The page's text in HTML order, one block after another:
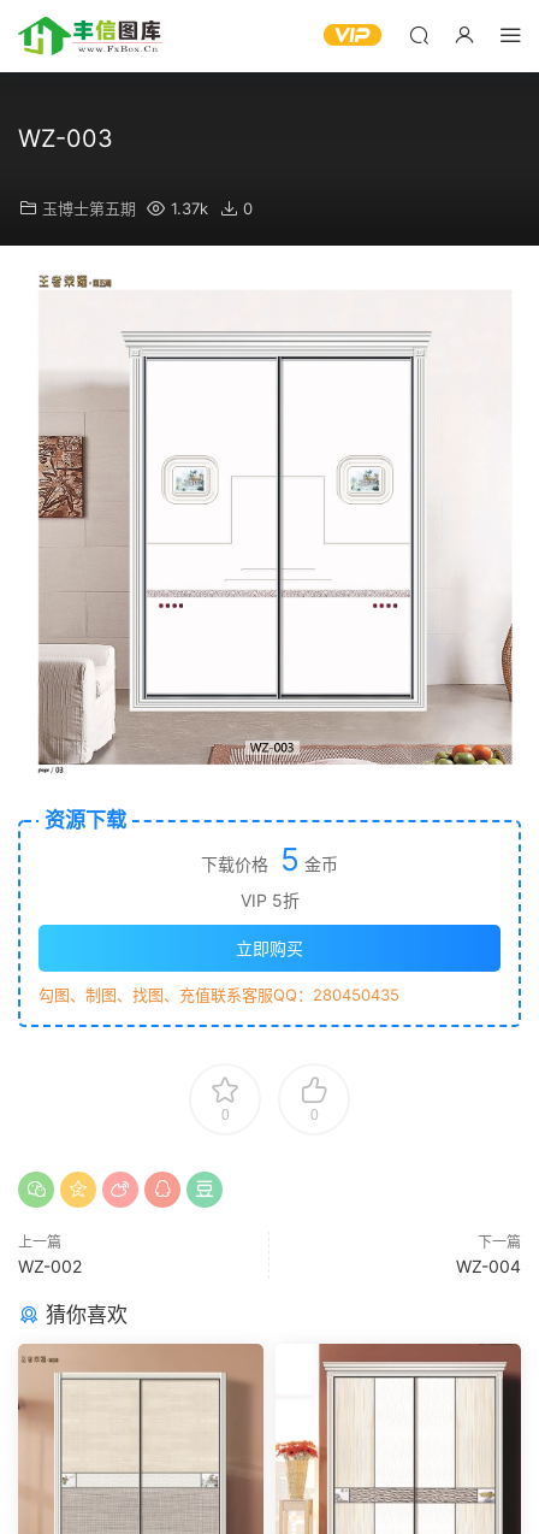
WZ-003
玉博士第五期 1.37k 0
资源下载
下载价格 5 金币
VIP 5折
立即购买
勾图、制图、找图、充值联系客服QQ：280450435
0 0
上一篇
WZ-002
下一篇
WZ-004
猜你喜欢